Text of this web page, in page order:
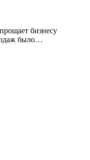
бизнесу
было…